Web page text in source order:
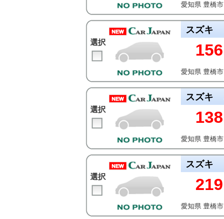
愛知県 豊橋市
選択
スズキ
156
愛知県 豊橋市
選択
スズキ
138
愛知県 豊橋市
選択
スズキ
219
愛知県 豊橋市